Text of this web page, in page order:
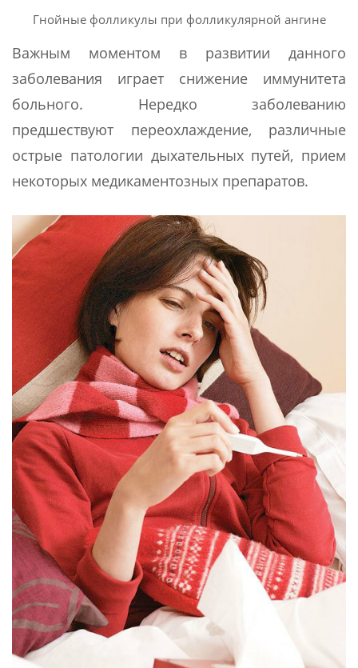
Гнойные фолликулы при фолликулярной ангине
Важным моментом в развитии данного
заболевания играет снижение иммунитета
больного. Нередко заболеванию
предшествуют переохлаждение, различные
острые патологии дыхательных путей, прием
некоторых медикаментозных препаратов.